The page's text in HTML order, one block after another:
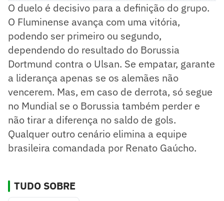
O duelo é decisivo para a definição do grupo.
O Fluminense avança com uma vitória,
podendo ser primeiro ou segundo,
dependendo do resultado do Borussia
Dortmund contra o Ulsan. Se empatar, garante
a liderança apenas se os alemães não
vencerem. Mas, em caso de derrota, só segue
no Mundial se o Borussia também perder e
não tirar a diferença no saldo de gols.
Qualquer outro cenário elimina a equipe
brasileira comandada por Renato Gaúcho.
TUDO SOBRE